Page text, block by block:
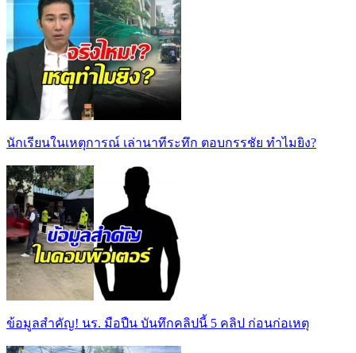
นักเรียนในเหตุการณ์ เล่านาทีระทึก ตอบกรรชัย ทำไมยิง?
ข้อมูลสำคัญ! นร. มือปืน บันทึกคลิปนี้ 5 คลิป ก่อนก่อเหตุ